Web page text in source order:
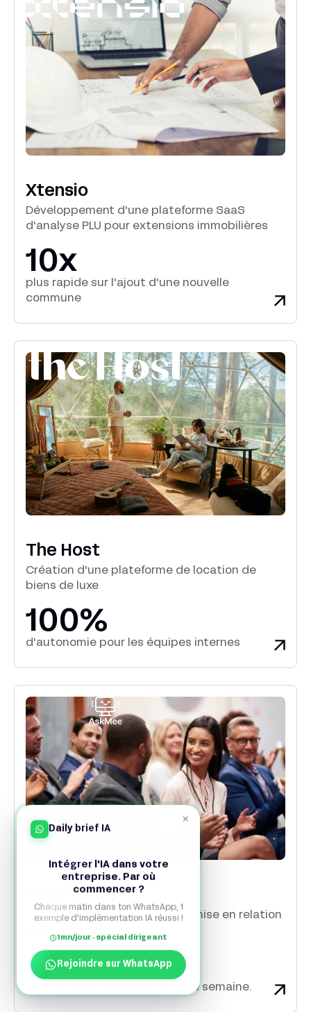
Xtensio
Développement d'une plateforme SaaS
d'analyse PLU pour extensions immobilières
10x
plus rapide sur l'ajout d'une nouvelle
commune
The Host
Création d'une plateforme de location de
biens de luxe
100%
d'autonomie pour les équipes internes
Askmee
Création d’une plateforme de mise en relation
+150
talents inscrits dès la première semaine.
×
Daily brief IA
Intégrer l'IA dans votre
entreprise. Par où
commencer ?
Chaque matin dans ton WhatsApp, 1
exemple d'implémentation IA réussi !
1mn/jour · spécial dirigeant
Rejoindre sur WhatsApp